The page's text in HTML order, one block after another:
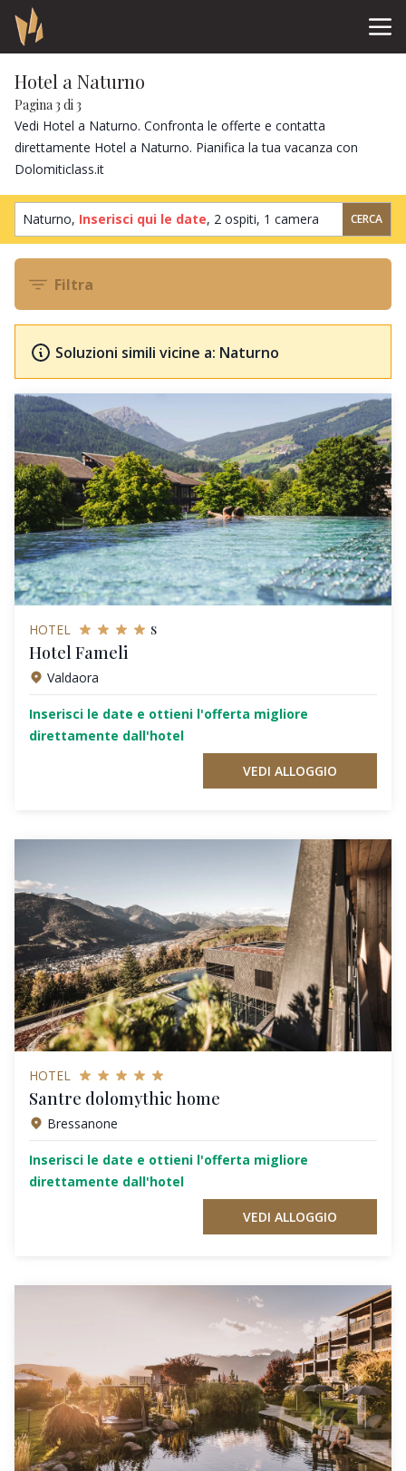
Hotel a Naturno
Pagina 3 di 3
Vedi Hotel a Naturno. Confronta le offerte e contatta
direttamente Hotel a Naturno. Pianifica la tua vacanza con
Dolomiticlass.it
Naturno, Inserisci qui le date, 2 ospiti, 1 camera CERCA
Filtra
Soluzioni simili vicine a: Naturno
HOTEL s
Hotel Fameli
Valdaora
Inserisci le date e ottieni l'offerta migliore
direttamente dall'hotel
VEDI ALLOGGIO
HOTEL
Santre dolomythic home
Bressanone
Inserisci le date e ottieni l'offerta migliore
direttamente dall'hotel
VEDI ALLOGGIO